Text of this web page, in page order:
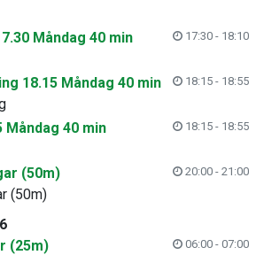
Måndag 40 min
17:30 - 18:10
18.15 Måndag 40 min
18:15 - 18:55
Måndag 40 min
18:15 - 18:55
(50m)
20:00 - 21:00
(50m)
(25m)
06:00 - 07:00